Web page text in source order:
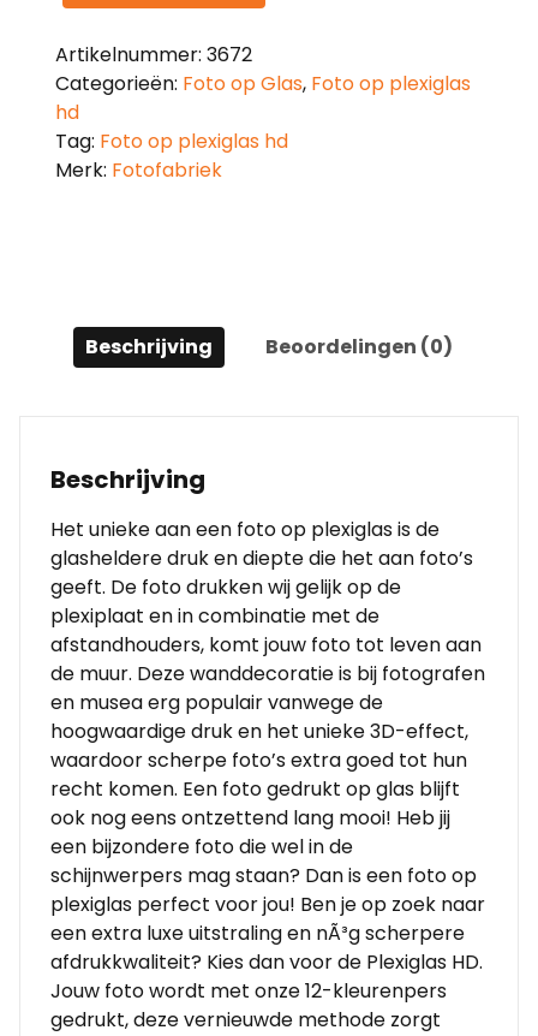
Artikelnummer: 3672
Categorieën: Foto op Glas, Foto op plexiglas
hd
Tag: Foto op plexiglas hd
Merk: Fotofabriek
Beschrijving Beoordelingen (0)
Beschrijving
Het unieke aan een foto op plexiglas is de
glasheldere druk en diepte die het aan foto’s
geeft. De foto drukken wij gelijk op de
plexiplaat en in combinatie met de
afstandhouders, komt jouw foto tot leven aan
de muur. Deze wanddecoratie is bij fotografen
en musea erg populair vanwege de
hoogwaardige druk en het unieke 3D-effect,
waardoor scherpe foto’s extra goed tot hun
recht komen. Een foto gedrukt op glas blijft
ook nog eens ontzettend lang mooi! Heb jij
een bijzondere foto die wel in de
schijnwerpers mag staan? Dan is een foto op
plexiglas perfect voor jou! Ben je op zoek naar
een extra luxe uitstraling en nÃ³g scherpere
afdrukkwaliteit? Kies dan voor de Plexiglas HD.
Jouw foto wordt met onze 12-kleurenpers
gedrukt, deze vernieuwde methode zorgt